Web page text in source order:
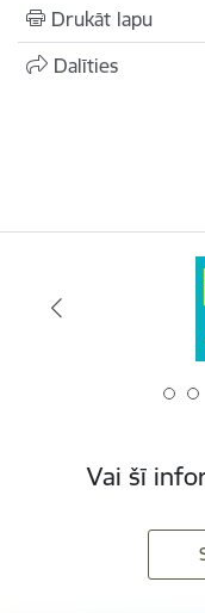
Drukāt lapu
Dalīties
Vai šī